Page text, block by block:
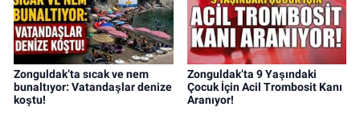
Zonguldak’ta sıcak ve nem
bunaltıyor: Vatandaşlar denize
koştu!
Zonguldak’ta 9 Yaşındaki
Çocuk İçin Acil Trombosit Kanı
Aranıyor!